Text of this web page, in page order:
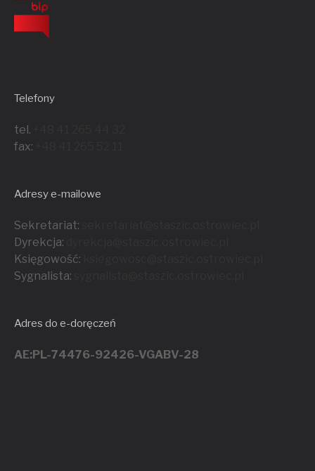
Telefony
tel.
fax:
Adresy e-mailowe
Sekretariat:
Dyrekcja:
Księgowość:
Sygnalista:
Adres do e-doręczeń
AE:PL-74476-92426-VGABV-28